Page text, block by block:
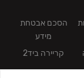
הסכם אבטחת
מידע
קריירה ביד2